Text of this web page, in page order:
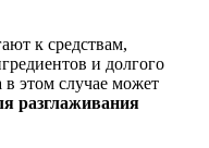
к средствам,
и долгого
этом случае может
разглаживания